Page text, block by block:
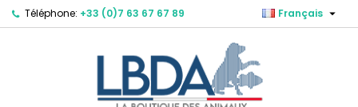
Téléphone: +33 (0)7 63 67 67 89 Français 
Mes listes d'envies ×
Créer une liste d'envies ×
Nom de la liste d'envies
Connexion ×
Vous devez être connecté pour ajouter des produits
à votre liste d'envies.